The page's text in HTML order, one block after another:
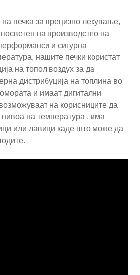
на печка за прецизно лекување,
на производство на
и сигурна
нашите печки користат
на топол воздух за да
дистрибуција на топлина во
и имаат дигитални
на корисниците да
нивоа на температура , има
или лавици каде што може да